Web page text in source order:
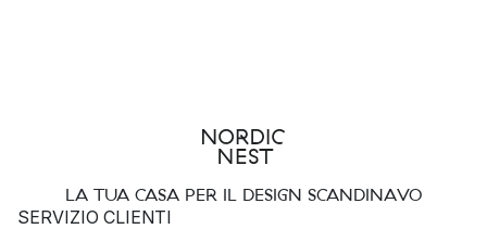
LA TUA CASA PER IL DESIGN SCANDINAVO
SERVIZIO CLIENTI